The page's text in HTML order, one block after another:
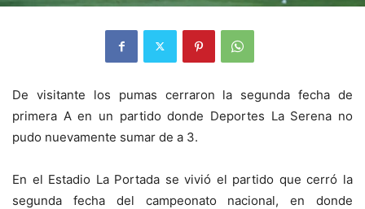
De visitante los pumas cerraron la segunda fecha de
primera A en un partido donde Deportes La Serena no
pudo nuevamente sumar de a 3.
En el Estadio La Portada se vivió el partido que cerró la
segunda fecha del campeonato nacional, en donde